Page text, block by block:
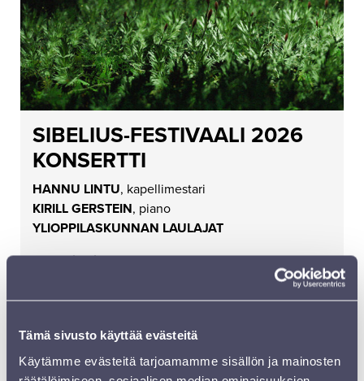
Tämä sivusto käyttää evästeitä
Käytämme evästeitä tarjoamamme sisällön ja mainosten
SIBELIUS-FESTIVAALI 2026
KONSERTTI
HANNU LINTU, kapellimestari
KIRILL GERSTEIN, piano
YLIOPPILASKUNNAN LAULAJAT
Jean Sibelius:Valse Triste (1904)
Jean Sibelius:Sinfonia nro 3 (1907)
KATSO KONSERTTI